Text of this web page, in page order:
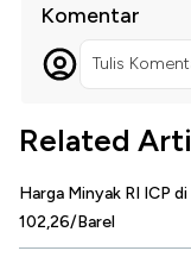
Komentar
Tulis
Related
Harga Minyak RI ICP
102,26/Barel